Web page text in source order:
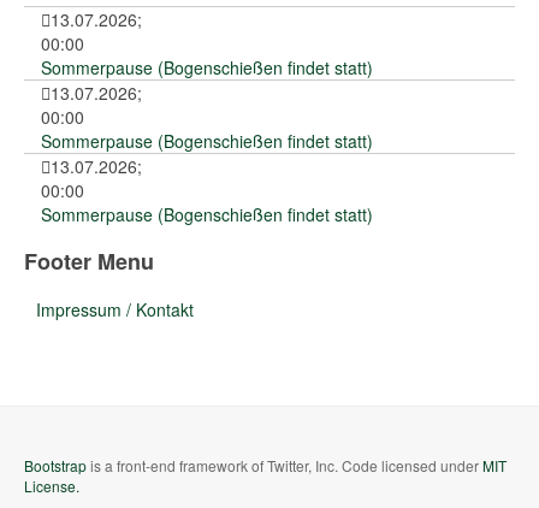
13.07.2026;
00:00
Sommerpause (Bogenschießen findet statt)
13.07.2026;
00:00
Sommerpause (Bogenschießen findet statt)
13.07.2026;
00:00
Sommerpause (Bogenschießen findet statt)
Footer Menu
Impressum / Kontakt
Bootstrapis a front-end framework of Twitter, Inc. Code licensed underMIT
License.